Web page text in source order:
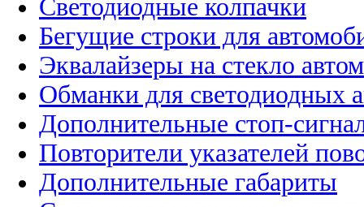
Светодиодные колпачки
Бегущие строки для
Эквалайзеры на стекло
Обманки для светодиодных
Дополнительные стоп-
Повторители указателей
Дополнительные габариты